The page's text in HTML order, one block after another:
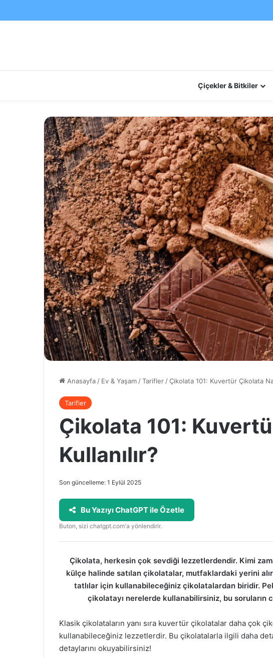
Çiçekler & Bitkiler
Anasayfa / Ev & Yaşam /Tarifler /Çikolata 101: Kuvertür Çikolata
Tarifler
Çikolata 101:
Kullanılır?
Son güncelleme: 1 Eylül 2025
Bu Yazıyı ChatGPT ile Özetle
Buton, sizi chatgpt.com'a yönlendirir.
Çikolata, herkesin çok sevdiği lezzetlerdendir. Kimi
külçe halinde satılan çikolatalar, mutfaklardaki yerini
tatlılar için kullanabileceğiniz çikolatalardan biridir.
çikolatayı nerelerde kullanabilirsiniz, bu soruların
Klasik çikolataların yanı sıra kuvertür çikolatalar daha çok
kullanabileceğiniz lezzetlerdir. Bu çikolatalarla ilgili daha
detaylarını okuyabilirsiniz!